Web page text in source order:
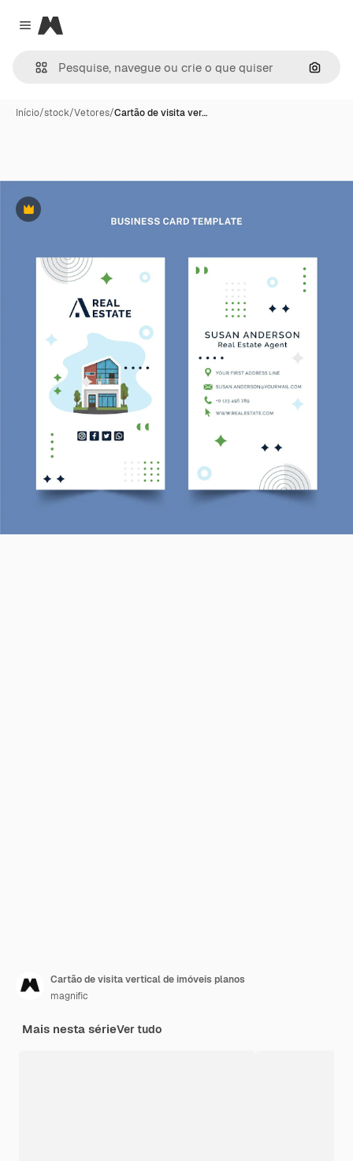
Close menu
Magnific
Início/stock/Vetores/Cartão de visita ver…
Premium
Cartão de visita vertical de imóveis planos
magnific
Mais nesta sérieVer tudo